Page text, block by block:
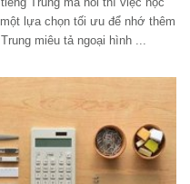
lựa chọn tối ưu để nhớ thêm
miêu tả ngoại hình ...